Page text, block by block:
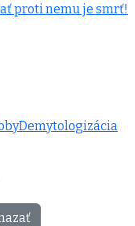
proti nemu je smrť!
Demytologizácia